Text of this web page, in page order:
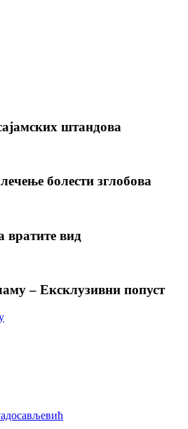
штандова
болести зглобова
вратите вид
– Ексклузивни попуст